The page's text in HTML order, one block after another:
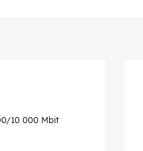
10 000 Mbit